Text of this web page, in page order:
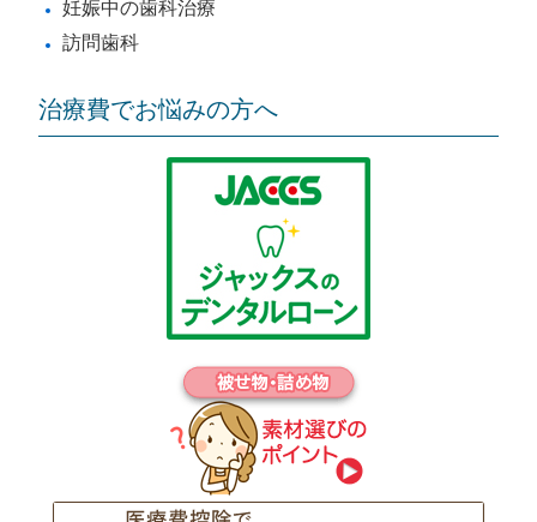
妊娠中の歯科治療
訪問歯科
治療費でお悩みの方へ